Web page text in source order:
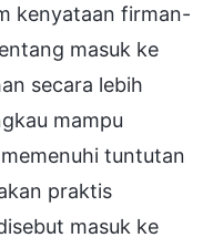
kenyataan firman-
masuk ke
secara lebih
mampu
tuntutan
praktis
masuk ke